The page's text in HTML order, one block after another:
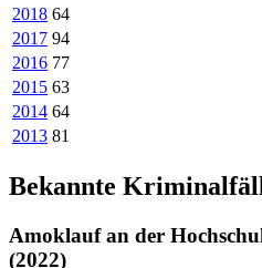
2018 64
2017 94
2016 77
2015 63
2014 64
2013 81
Bekannte
Amoklauf an der
(2022)